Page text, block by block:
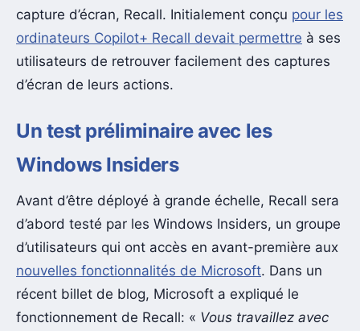
capture d’écran, Recall. Initialement conçu pour les
ordinateurs Copilot+ Recall devait permettre à ses
utilisateurs de retrouver facilement des captures
d’écran de leurs actions.
Un test préliminaire avec les
Windows Insiders
Avant d’être déployé à grande échelle, Recall sera
d’abord testé par les Windows Insiders, un groupe
d’utilisateurs qui ont accès en avant-première aux
nouvelles fonctionnalités de Microsoft. Dans un
récent billet de blog, Microsoft a expliqué le
fonctionnement de Recall: « Vous travaillez avec